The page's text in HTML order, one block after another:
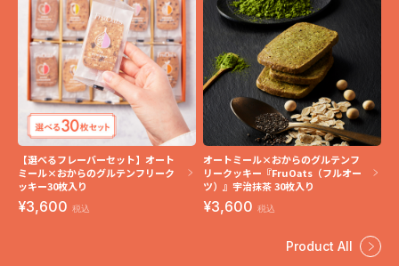
【選べるフレーバーセット】オート
ミール×おからのグルテンフリーク
ッキー30枚入り
3,600 税込
オートミール×おからのグルテンフ
リークッキー『FruOats（フルオー
ツ）』宇治抹茶 30枚入り
3,600 税込
Product All